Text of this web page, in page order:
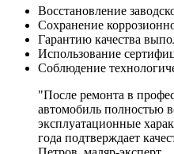
Восстановление
Сохранение
Гарантию качества
Использование
Соблюдение
"После ремонта в
автомобиль полностью
эксплуатационные
года подтверждает